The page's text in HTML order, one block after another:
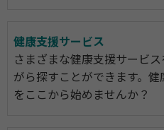
健康支援サービス
さまざまな健康支援サービ
がら探すことができます。
をここから始めませんか？